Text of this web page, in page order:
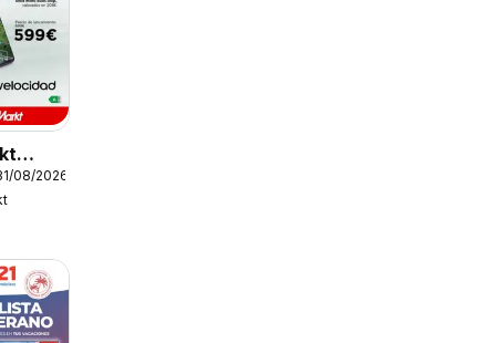
08/2026